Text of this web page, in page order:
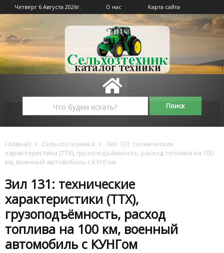
Четверг 6 Августа 2026г. О нас Карта сайта
Главная Сельхозтехника
Зил 131: технические
характеристики (ТТХ), грузоподъёмность, расход топлива на 100
км, военный автомобиль с КУНГом
Зил 131: технические
характеристики (ТТХ),
грузоподъёмность, расход
топлива на 100 км, военный
автомобиль с КУНГом